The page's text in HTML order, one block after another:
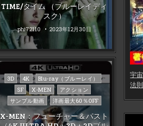
TIME/タイム （ブルーレイディ
スク）
phi72110 2023年12月30日
Posted
3D 4K
Blu-ray（ブルーレイ）
SF
X-MEN
アクション
サンプル動画
洋画最大60％OFF
X-MEN：フューチャー＆パスト
宇
法